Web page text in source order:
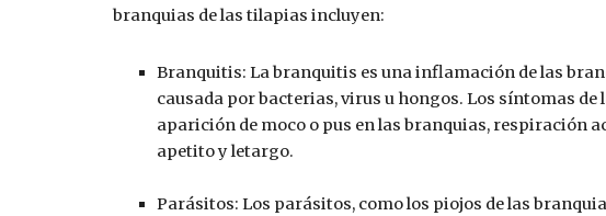
branquias de las tilapias incluyen:
Branquitis: La branquitis es una inflamación de las
causada por bacterias, virus u hongos. Los síntomas
aparición de moco o pus en las branquias, respiración
apetito y letargo.
Parásitos: Los parásitos, como los piojos de las